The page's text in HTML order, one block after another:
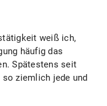
weiß ich,
häufig das
Spätestens seit
ziemlich jede und